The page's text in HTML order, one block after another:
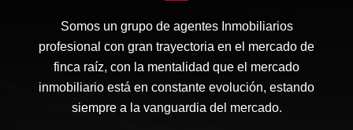
Somos un grupo de agentes Inmobiliarios
profesional con gran trayectoria en el mercado de
finca raíz, con la mentalidad que el mercado
inmobiliario está en constante evolución, estando
siempre a la vanguardia del mercado.